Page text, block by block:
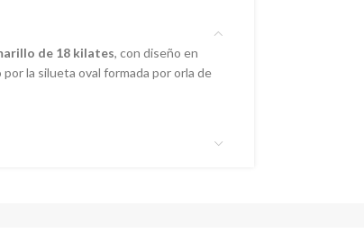
de 18 kilates, con diseño en
la silueta oval formada por orla de